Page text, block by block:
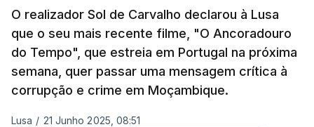
O realizador Sol de Carvalho declarou à Lusa
que o seu mais recente filme, "O Ancoradouro
do Tempo", que estreia em Portugal na próxima
semana, quer passar uma mensagem crítica à
corrupção e crime em Moçambique.
Lusa / 21 Junho 2025, 08:51